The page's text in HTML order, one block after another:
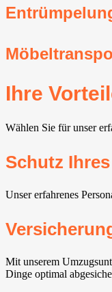
Ihre
Wählen Sie für unser
Schutz
Unser erfahrenes
Mit unserem
Dinge optimal